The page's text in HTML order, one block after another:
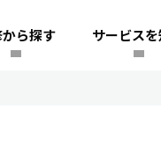
ら探す サービスを